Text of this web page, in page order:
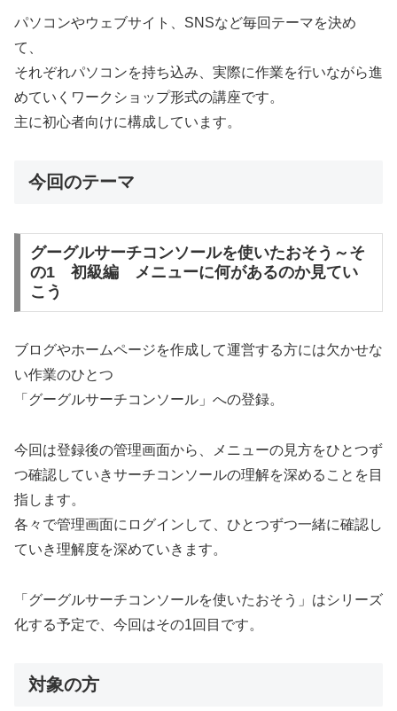
パソコンやウェブサイト、SNSなど毎回テーマを決め
て、
それぞれパソコンを持ち込み、実際に作業を行いながら進
めていくワークショップ形式の講座です。
主に初心者向けに構成しています。
今回のテーマ
グーグルサーチコンソールを使いたおそう～そ
の1 初級編 メニューに何があるのか見てい
こう
ブログやホームページを作成して運営する方には欠かせな
い作業のひとつ
「グーグルサーチコンソール」への登録。
今回は登録後の管理画面から、メニューの見方をひとつず
つ確認していきサーチコンソールの理解を深めることを目
指します。
各々で管理画面にログインして、ひとつずつ一緒に確認し
ていき理解度を深めていきます。
「グーグルサーチコンソールを使いたおそう」はシリーズ
化する予定で、今回はその1回目です。
対象の方